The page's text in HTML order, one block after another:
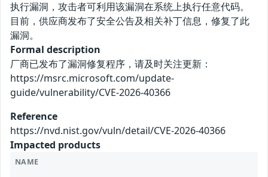
执行漏洞，攻击者可利用该漏洞在系统上执行任意代码。
目前，供应商发布了安全公告及相关补丁信息，修复了此
漏洞。
Formal description
厂商已发布了漏洞修复程序，请及时关注更新：
https://msrc.microsoft.com/update-
guide/vulnerability/CVE-2026-40366
Reference
https://nvd.nist.gov/vuln/detail/CVE-2026-40366
Impacted products
NAME